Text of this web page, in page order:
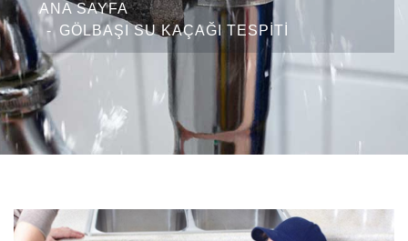
ANA SAYFA
GÖLBAŞI SU KAÇAĞI TESPITI